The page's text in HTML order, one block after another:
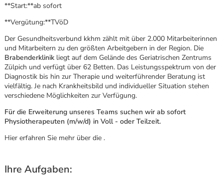
**Start:**ab sofort
**Vergütung:**TVöD
Der Gesundheitsverbund kkhm zählt mit über 2.000 Mitarbeiterinnen
und Mitarbeitern zu den größten Arbeitgebern in der Region. Die
Brabenderklinikliegt auf dem Gelände des Geriatrischen Zentrums
Zülpich und verfügt über 62 Betten. Das Leistungsspektrum von der
Diagnostik bis hin zur Therapie und weiterführender Beratung ist
vielfältig. Je nach Krankheitsbild und individueller Situation stehen
verschiedene Möglichkeiten zur Verfügung.
Für die Erweiterung unseres Teams suchen wir ab sofort
Physiotherapeuten (m/w/d) in Voll - oder Teilzeit.
Hier erfahren Sie mehr über die .
Ihre Aufgaben: